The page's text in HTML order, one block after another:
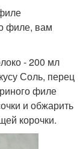
филе, вам
- 200 мл
Соль, перец
филе
и обжарить
корочки.